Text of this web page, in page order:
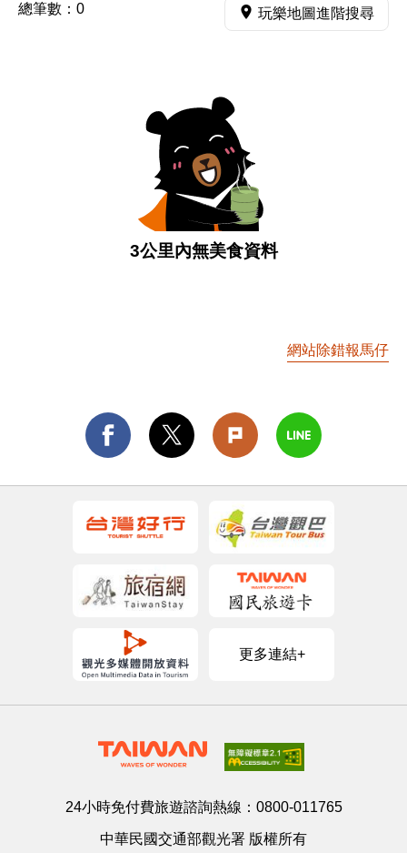
總筆數： 0 玩樂地圖進階搜尋
3公里內無美食資料
網站除錯報馬仔
更多連結+
24小時免付費旅遊諮詢熱線： 0800-011765
中華民國交通部觀光署 版權所有